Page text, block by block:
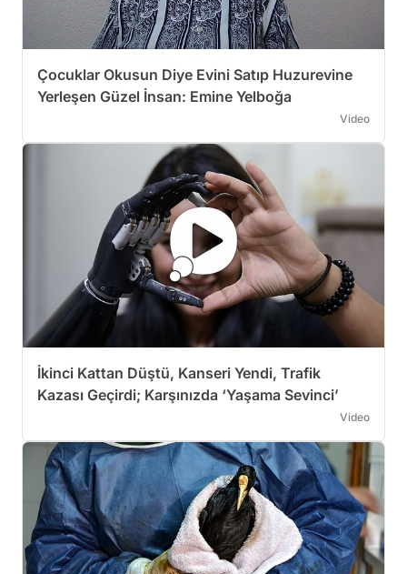
Çocuklar Okusun Diye Evini Satıp Huzurevine
Yerleşen Güzel İnsan: Emine Yelboğa
Video
İkinci Kattan Düştü, Kanseri Yendi, Trafik
Kazası Geçirdi; Karşınızda ‘Yaşama Sevinci’
Video